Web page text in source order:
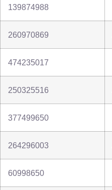
139874988
260970869
474235017
250325516
377499650
264296003
60998650